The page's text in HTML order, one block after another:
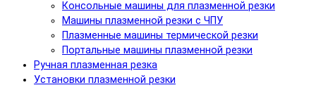
Консольные машины для плазменной резки
Машины плазменной резки с ЧПУ
Плазменные машины термической резки
Портальные машины плазменной резки
Ручная плазменная резка
Установки плазменной резки